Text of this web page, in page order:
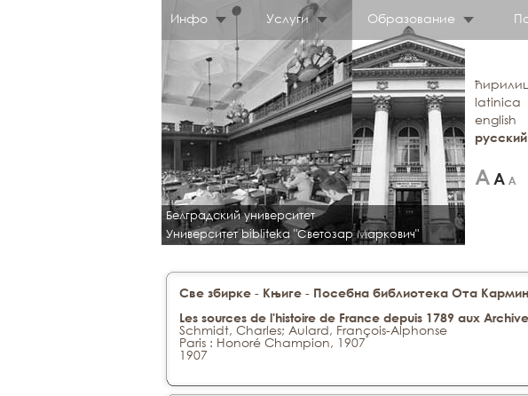
Инфо Услуги Образование
Белградский университет
Университет bibliteka "Светозар Маркович"
latinica
english
русский
Све збирке - Књиге - Посебна библиотека Ота
Les sources de l'histoire de France depuis 1789 aux
Schmidt, Charles; Aulard, François-Alphonse
Paris : Honoré Champion, 1907
1907